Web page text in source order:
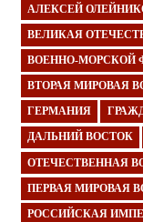
АЛЕКСЕЙ
ВЕЛИКАЯ
ВОЕННО-МОРСКОЙ
ВТОРАЯ МИРОВАЯ
ГЕРМАНИЯ
ДАЛЬНИЙ ВОСТОК
ОТЕЧЕСТВЕННАЯ
ПЕРВАЯ МИРОВАЯ
РОССИЙСКАЯ